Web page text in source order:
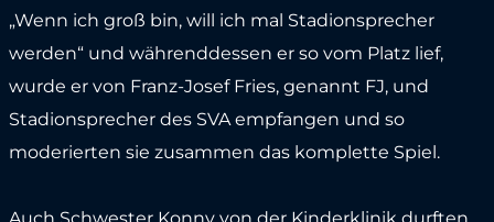
„Wenn ich groß bin, will ich mal Stadionsprecher
werden“ und währenddessen er so vom Platz lief,
wurde er von Franz-Josef Fries, genannt FJ, und
Stadionsprecher des SVA empfangen und so
moderierten sie zusammen das komplette Spiel.